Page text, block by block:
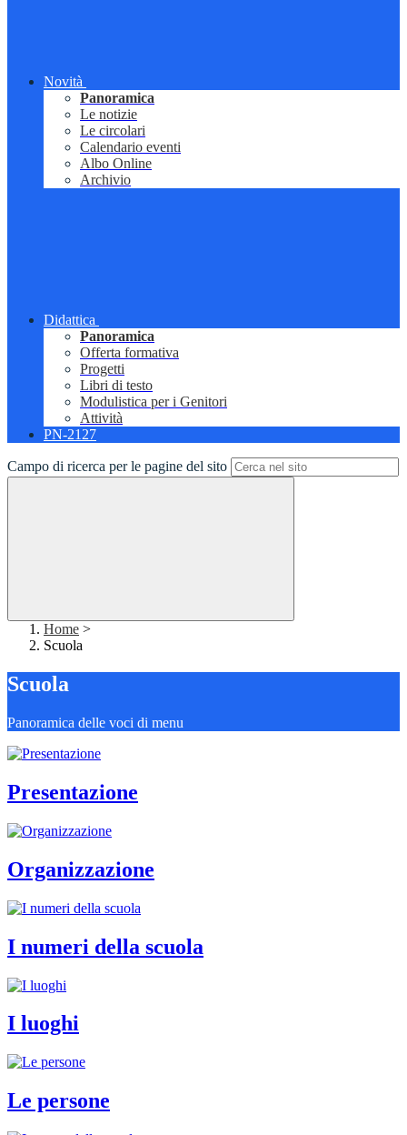
Novità
Panoramica
Le notizie
Le circolari
Calendario eventi
Albo Online
Archivio
Didattica
Panoramica
Offerta formativa
Progetti
Libri di testo
Modulistica per i Genitori
Attività
PN-2127
Campo di ricerca per le pagine del sito
Home >
Scuola
Scuola
Panoramica delle voci di menu
Presentazione
Organizzazione
I numeri della scuola
I luoghi
Le persone